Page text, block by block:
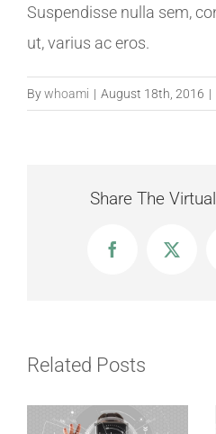
Suspendisse nulla sem,
ut, varius ac eros.
Bywhoami | August 18th, 2016 |
Share The
FacebookX
Related Posts